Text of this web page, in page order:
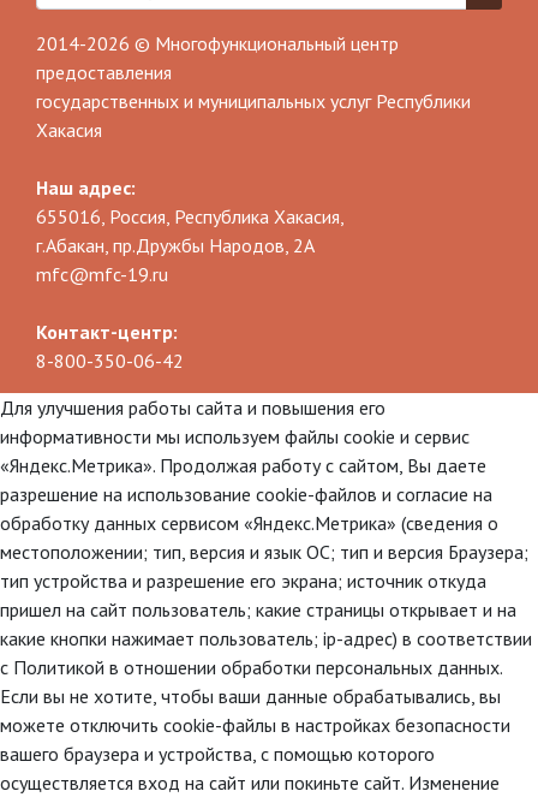
2014-2026 © Многофункциональный центр
предоставления
государственных и муниципальных услуг Республики
Хакасия
Наш адрес:
655016, Россия, Республика Хакасия,
г.Абакан, пр.Дружбы Народов, 2А
mfc@mfc-19.ru
Контакт-центр:
8-800-350-06-42
Для улучшения работы сайта и повышения его
информативности мы используем файлы cookie и сервис
«Яндекс.Метрика». Продолжая работу с сайтом, Вы даете
разрешение на использование cookie-файлов и согласие на
обработку данных сервисом «Яндекс.Метрика» (сведения о
местоположении; тип, версия и язык ОС; тип и версия Браузера;
тип устройства и разрешение его экрана; источник откуда
пришел на сайт пользователь; какие страницы открывает и на
какие кнопки нажимает пользователь; ip-адрес) в соответствии
с Политикой в отношении обработки персональных данных.
Если вы не хотите, чтобы ваши данные обрабатывались, вы
можете отключить cookie-файлы в настройках безопасности
вашего браузера и устройства, с помощью которого
осуществляется вход на сайт или покиньте сайт. Изменение